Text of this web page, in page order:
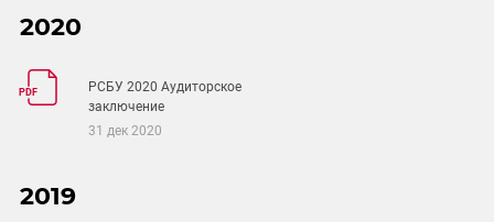
2020
PDF
РСБУ 2020 Аудиторское
заключение
31 дек 2020
2019